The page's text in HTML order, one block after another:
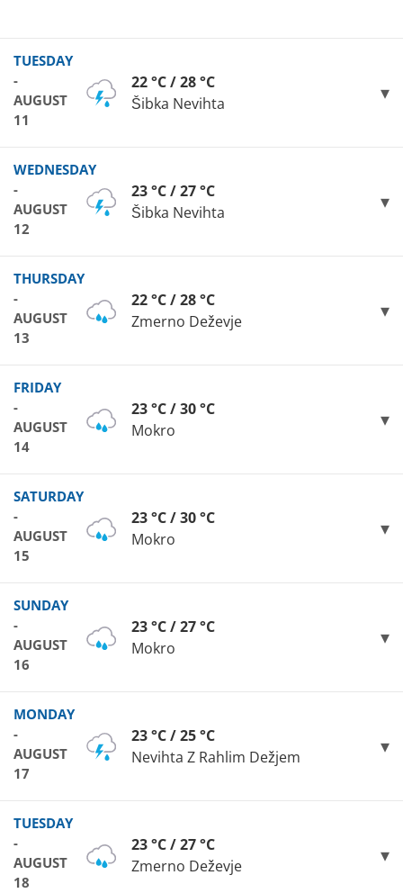
TUESDAY
-
AUGUST
11
22 °C / 28 °C
Šibka Nevihta
WEDNESDAY
-
AUGUST
12
23 °C / 27 °C
Šibka Nevihta
THURSDAY
-
AUGUST
13
22 °C / 28 °C
Zmerno Deževje
FRIDAY
-
AUGUST
14
23 °C / 30 °C
Mokro
SATURDAY
-
AUGUST
15
23 °C / 30 °C
Mokro
SUNDAY
-
AUGUST
16
23 °C / 27 °C
Mokro
MONDAY
-
AUGUST
17
23 °C / 25 °C
Nevihta Z Rahlim Dežjem
TUESDAY
-
AUGUST
18
23 °C / 27 °C
Zmerno Deževje